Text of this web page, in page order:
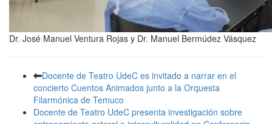
Dr. José Manuel Ventura Rojas y Dr. Manuel Bermúdez Vásquez
Docente de Teatro UdeC es invitado a narrar en el
concierto Cuentos Animados junto a la Orquesta
Filarmónica de Temuco
Docente de Teatro UdeC presenta investigación sobre